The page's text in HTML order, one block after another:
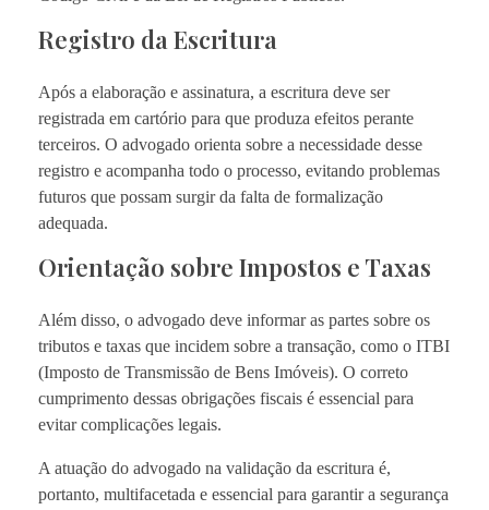
Registro da Escritura
Após a elaboração e assinatura, a escritura deve ser
registrada em cartório para que produza efeitos perante
terceiros. O advogado orienta sobre a necessidade desse
registro e acompanha todo o processo, evitando problemas
futuros que possam surgir da falta de formalização
adequada.
Orientação sobre Impostos e Taxas
Além disso, o advogado deve informar as partes sobre os
tributos e taxas que incidem sobre a transação, como o ITBI
(Imposto de Transmissão de Bens Imóveis). O correto
cumprimento dessas obrigações fiscais é essencial para
evitar complicações legais.
A atuação do advogado na validação da escritura é,
portanto, multifacetada e essencial para garantir a segurança